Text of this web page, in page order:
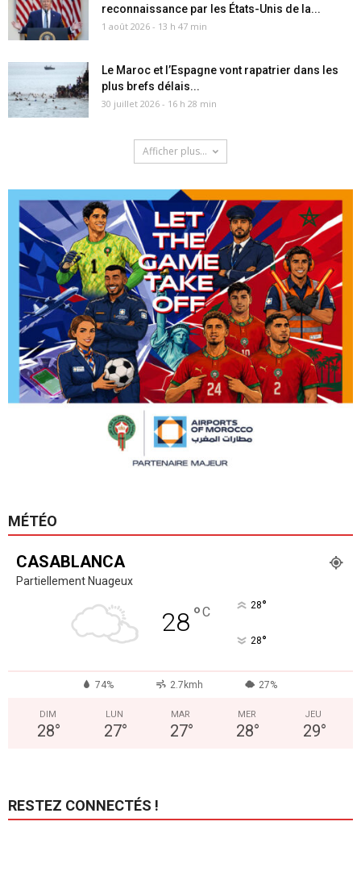
reconnaissance par les États-Unis de la...
1 août 2026 - 13 h 47 min
Le Maroc et l’Espagne vont rapatrier dans les
plus brefs délais...
30 juillet 2026 - 16 h 28 min
Afficher plus...
MÉTÉO
CASABLANCA
Partiellement Nuageux
28°C 28°
28°
74% 2.7kmh 27%
DIM
28°
LUN
27°
MAR
27°
MER
28°
JEU
29°
RESTEZ CONNECTÉS !